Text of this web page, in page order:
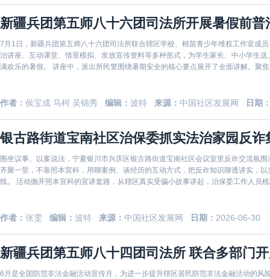
新疆兵团第五师八十六团司法所开展暑假前普
7月1日，新疆兵团第五师八十六团司法所联合辖区学校、棉苗青少年维权工作室成
治讲座、互动课堂、情景模拟、发放宣传资料等多种形式，为学生家长、中小学生
满欢乐的暑假。 讲座中，派出所民警围绕暑期安全的核心要点展开了全面讲解。聚焦青少年日常安全重点，针对性开展夏季防溺水、防校园欺凌、
作者： 侯宝成 马柯 吴锦秀 编辑： 波特 来源： 中国社区发展网 日期
银古路街道宝南社区治保委抓实法治家园反
围坐议事、以案说法，宁夏银川市兴庆区银古路街道宝南社区会议室里反诈交流氛
齐聚一堂，不靠照本宣科，用聊案例、谈经历的互动方式，把反诈知识聊透讲实，
线。 活动抛开照本宣科的宣讲套路，从辖区真实受骗小故事讲起，治保委工作人员梳理刷单返利、网购退款理赔、冒充亲友借钱、虚假养老投资等
作者： 张雯 编辑： 波特 来源： 中国社区发展网 日期： 2026-06-30
新疆兵团第五师八十四团司法所 联合多部门
6月是全国防范非法金融活动宣传月，为进一步提升辖区居民防范非法金融活动的